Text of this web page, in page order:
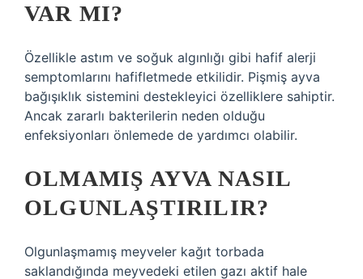
VAR MI?
Özellikle astım ve soğuk algınlığı gibi hafif alerji
semptomlarını hafifletmede etkilidir. Pişmiş ayva
bağışıklık sistemini destekleyici özelliklere sahiptir.
Ancak zararlı bakterilerin neden olduğu
enfeksiyonları önlemede de yardımcı olabilir.
OLMAMIŞ AYVA NASIL
OLGUNLAŞTIRILIR?
Olgunlaşmamış meyveler kağıt torbada
saklandığında meyvedeki etilen gazı aktif hale